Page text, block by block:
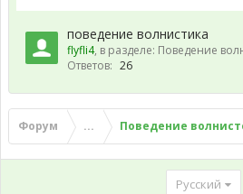
поведение волнистика
flyfli4, в разделе: Поведение
Ответов: 26
Форум ... Поведение
Русский